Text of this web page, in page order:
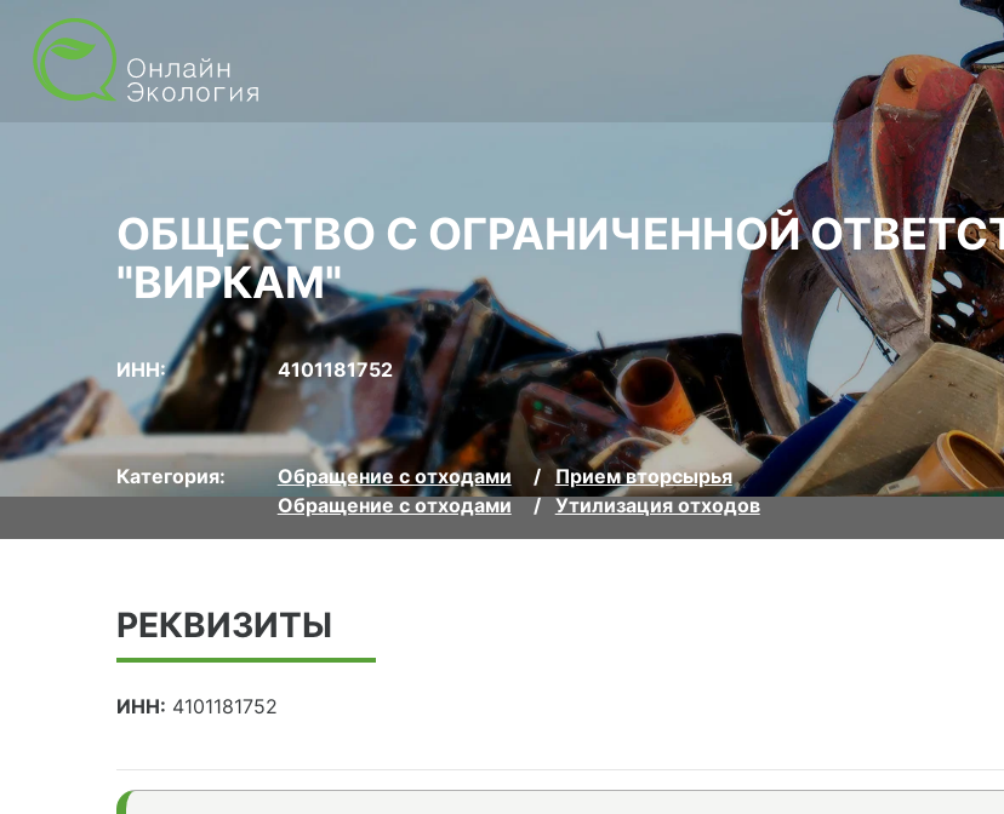
ОБЩЕСТВО С ОГРАНИЧЕННОЙ
"ВИРКАМ"
ИНН: 4101181752
Категория: Обращение с отходами
Прием вторсырья
Обращение с отходами
Утилизация отходов
РЕКВИЗИТЫ
ИНН: 4101181752